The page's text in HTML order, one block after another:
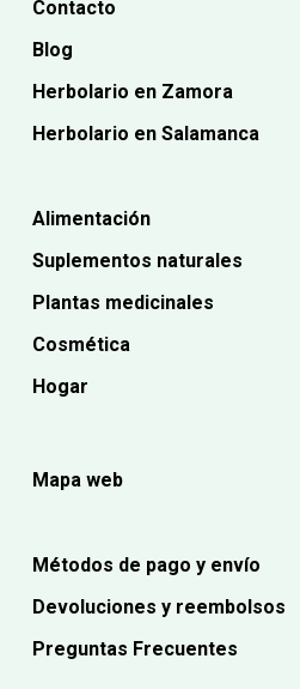
Contacto
Blog
Herbolario en Zamora
Herbolario en Salamanca
Alimentación
Suplementos naturales
Plantas medicinales
Cosmética
Hogar
Mapa web
Métodos de pago y envío
Devoluciones y reembolsos
Preguntas Frecuentes